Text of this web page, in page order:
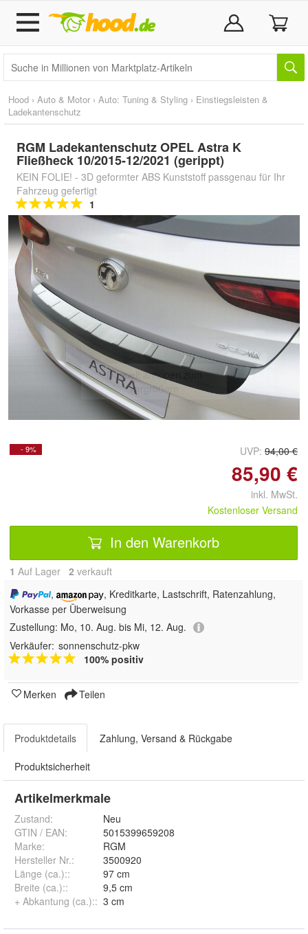
Hood › Auto & Motor › Auto: Tuning & Styling › Einstiegsleisten &
Ladekantenschutz
RGM Ladekantenschutz OPEL Astra K
Fließheck 10/2015-12/2021 (gerippt)
KEIN FOLIE! - 3D geformter ABS Kunststoff passgenau für Ihr
Fahrzeug gefertigt
1
Doppelt antippen zum
vergrößern
- 9% UVP: 94,00 €
85,90 €
inkl. MwSt.
Kostenloser Versand
In den Warenkorb
1 Auf Lager 2 verkauft
,
, Kreditkarte, Lastschrift, Ratenzahlung,
Vorkasse per Überweisung
Zustellung: Mo, 10. Aug. bis Mi, 12. Aug.
Verkäufer: sonnenschutz-pkw
100% positiv
Merken Teilen
Produktdetails Zahlung, Versand & Rückgabe
Produktsicherheit
Artikelmerkmale
Zustand:
Neu
GTIN / EAN:
5015399659208
Marke:
RGM
Hersteller Nr.:
3500920
Länge (ca.)::
97 cm
Breite (ca.)::
9,5 cm
+ Abkantung (ca.):: 3 cm